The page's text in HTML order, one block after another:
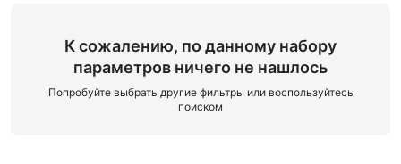
К сожалению, по данному набору
параметров ничего не нашлось
Попробуйте выбрать другие фильтры или воспользуйтесь
поиском